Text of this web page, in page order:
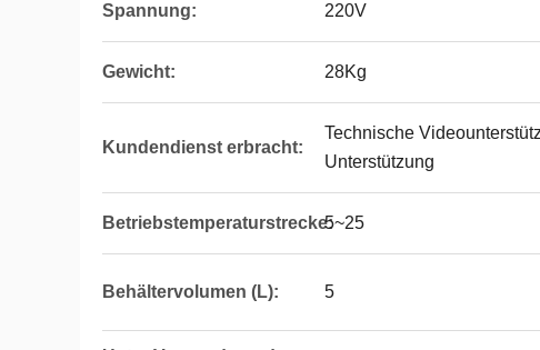
Spannung: 220V
Gewicht: 28Kg
Kundendienst erbracht:
Technische
Unterstützung
Betriebstemperaturstrecke:5~25
Behältervolumen (L): 5